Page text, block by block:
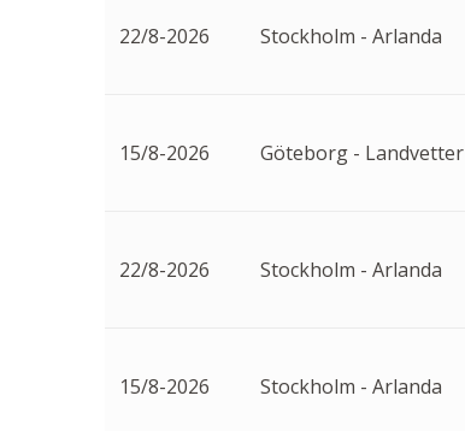
22/8-2026 Stockholm - Arlanda
15/8-2026 Göteborg - Landvetter
22/8-2026 Stockholm - Arlanda
15/8-2026 Stockholm - Arlanda